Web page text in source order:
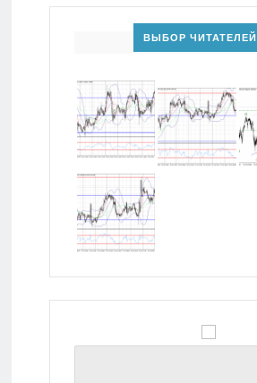
ВЫБОР ЧИТАТЕЛЕЙ